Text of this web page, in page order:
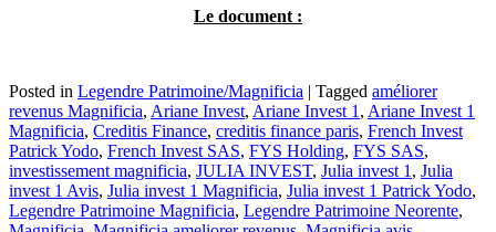
Le document :
Posted in Legendre Patrimoine/Magnificia | Tagged améliorer
revenus Magnificia, Ariane Invest, Ariane Invest 1 , Ariane Invest 1
Magnificia, Creditis Finance, creditis finance paris, French Invest
Patrick Yodo, French Invest SAS, FYS Holding, FYS SAS,
investissement magnificia, JULIA INVEST, Julia invest 1 , Julia
invest 1 Avis, Julia invest 1 Magnificia, Julia invest 1 Patrick Yodo,
Legendre Patrimoine Magnificia, Legendre Patrimoine Neorente,